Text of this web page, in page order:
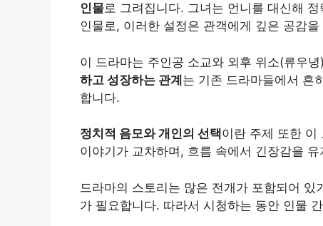
인물로 그려집니다. 그녀는 언니를 대신해
인물로, 이러한 설정은 관객에게 깊은 공감
이 드라마는 주인공 소교와 외후 위소(류우
하고 성장하는 관계는 기존 드라마들에서 흔
합니다.
정치적 음모와 개인의 선택이란 주제 또한 이
이야기가 교차하며, 흐름 속에서 긴장감을 유
드라마의 스토리는 많은 전개가 포함되어
가 필요합니다. 따라서 시청하는 동안 인물